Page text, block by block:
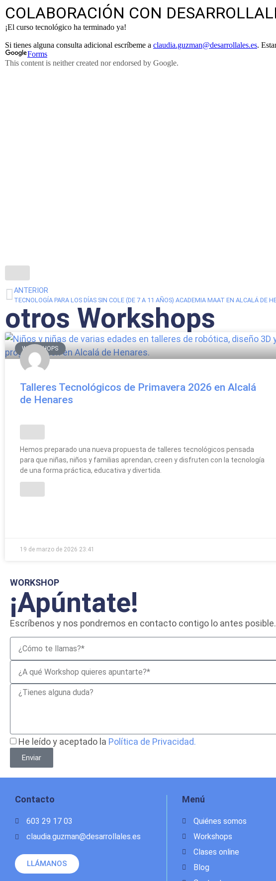
ANTERIOR
otros Workshops
WORKSHOPS
Talleres Tecnológicos de Primavera 2026 en Alcalá
de Henares
Hemos preparado una nueva propuesta de talleres tecnológicos pensada
para que niñas, niños y familias aprendan, creen y disfruten con la tecnología
de una forma práctica, educativa y divertida.
19 de marzo de 2026 23:41
WORKSHOP
¡Apúntate!
Escríbenos y nos pondremos en contacto contigo lo antes posible.
He leído y aceptado la Política de Privacidad.
Enviar
Contacto
603 29 17 03
claudia.guzman@desarrollales.es
LLÁMANOS
Menú
Quiénes somos
Workshops
Clases online
Blog